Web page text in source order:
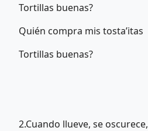
Tortillas buenas?
Quién compra mis tosta’itas
Tortillas buenas?
2.Cuando llueve, se oscurece,